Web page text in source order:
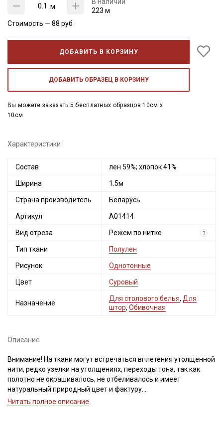
м
223 м
Стоимость — 88 руб
ДОБАВИТЬ В КОРЗИНУ
ДОБАВИТЬ ОБРАЗЕЦ В КОРЗИНУ
Вы можете заказать 5 бесплатных образцов 10см x
10см
Характеристики
Состав лен 59%; хлопок 41%
Ширина 1.5м
Страна производитель Беларусь
Артикул А01414
Вид отреза Режем по нитке ?
Тип ткани Полулен
Рисунок Однотонные
Цвет Суровый
Назначение
Для столового белья, Для
штор, Обивочная
Описание
Внимание! На ткани могут встречаться вплетения утолщенной
нити, редко узелки на утолщениях, переходы тона, так как
полотно не окрашивалось, не отбеливалось и имеет
натуральный природный цвет и фактуру.
При продаже отрез режем по нитке. Важно, при выравнивании
Читать полное описание